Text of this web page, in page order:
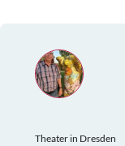
Theater in Dresden